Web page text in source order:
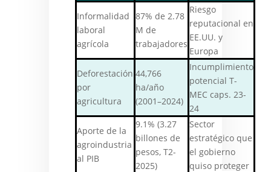
Informalidad
laboral
agrícola
87% de 2.78
M de
trabajadores
Riesgo
reputacional en
EE.UU. y
Europa
Deforestación
por
agricultura
44,766
ha/año
(2001–2024)
Incumplimiento
potencial T-
MEC caps. 23-
24
Aporte de la
agroindustria
al PIB
9.1% (3.27
billones de
pesos, T2-
2025)
Sector
estratégico que
el gobierno
quiso proteger